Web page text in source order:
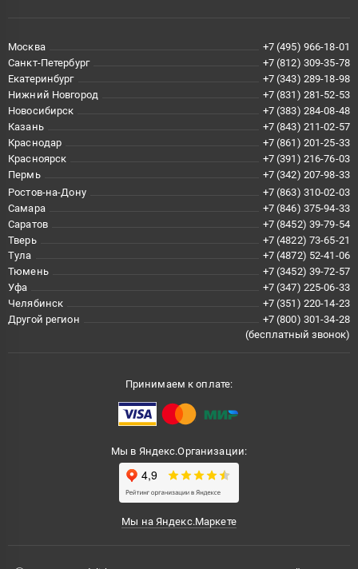
Москва
+7 (495) 966-18-01
Санкт-Петербург
+7 (812) 309-35-78
Екатеринбург
+7 (343) 289-18-98
Нижний Новгород
+7 (831) 281-52-53
Новосибирск
+7 (383) 284-08-48
Казань
+7 (843) 211-02-57
Краснодар
+7 (861) 201-25-33
Красноярск
+7 (391) 216-76-03
Пермь
+7 (342) 207-98-33
Ростов-на-Дону
+7 (863) 310-02-03
Самара
+7 (846) 375-94-33
Саратов
+7 (8452) 39-79-54
Тверь
+7 (4822) 73-65-21
Тула
+7 (4872) 52-41-06
Тюмень
+7 (3452) 39-72-57
Уфа
+7 (347) 225-06-33
Челябинск
+7 (351) 220-14-23
Другой регион
+7 (800) 301-34-28
(бесплатный звонок)
Принимаем к оплате:
Мы в Яндекс.Организации:
Мы на Яндекс.Маркете